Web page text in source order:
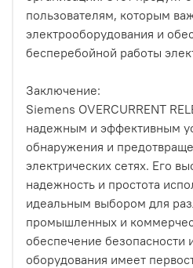
пользователям, которым
электрооборудования и
бесперебойной работы
Заключение:
Siemens OVERCURRENT
надежным и эффективным
обнаружения и
электрических сетях. Его
надежность и простота
идеальным выбором для
промышленных и
обеспечение безопасности
оборудования имеет